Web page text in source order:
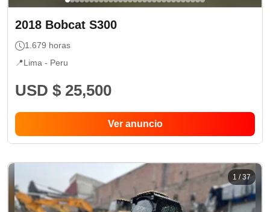
2018 Bobcat S300
1.679 horas
📍Lima - Peru
USD $ 25,500
Ver anuncio
1 /37